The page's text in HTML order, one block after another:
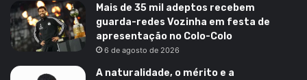
Mais de 35 mil adeptos recebem
guarda-redes Vozinha em festa de
apresentação no Colo-Colo
6 de agosto de 2026
A naturalidade, o mérito e a